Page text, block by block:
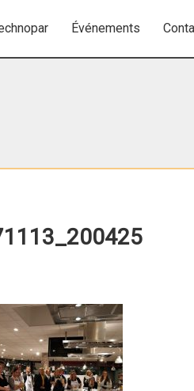
Événements